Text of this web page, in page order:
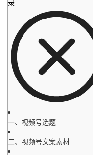
录
一、视频号选题
二、视频号文案素材